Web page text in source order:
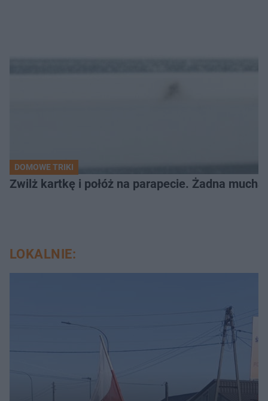
DOMOWE TRIKI
Zwilż kartkę i połóż na parapecie. Żadna
LOKALNIE: